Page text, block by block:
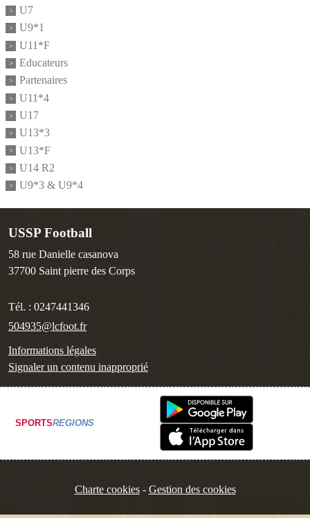
U7
U9*1
U11*F
Educateurs
Partenaires
U11*4
U17
U13*3
U13*F
U14 R2
U9*3 & U9*4
USSP Football
58 rue Danielle casanova
37700 Saint pierre des Corps
Tél. : 0247441346
504935@lcfoot.fr
Informations légales
Signaler un contenu inapproprié
SPORTSREGIONS
Charte cookies Gestion des cookies